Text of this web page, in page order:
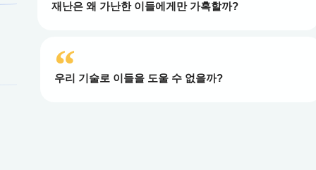
재난은 왜 가난한 이들에게만 가혹할까?
우리 기술로 이들을 도울 수 없을까?